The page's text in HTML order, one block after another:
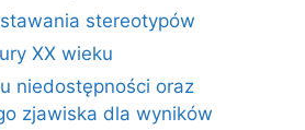
stereotypów
XX wieku
niedostępności oraz
zjawiska dla wyników